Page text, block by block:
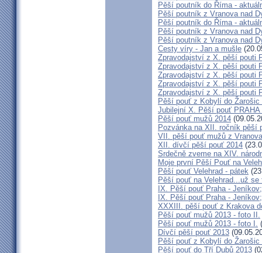
Pěší poutník do Říma -
Pěší poutník z Vranova nad
Pěší poutník do Říma -
Pěší poutník z Vranova nad
Pěší poutník z Vranova nad
Cesty víry - Jan a mušle
Zpravodajství z X. pěší pouti
Zpravodajství z X. pěší pouti
Zpravodajství z X. pěší pouti
Zpravodajství z X. pěší pouti
Zpravodajství z X. pěší pouti
Pěší pouť z Kobylí do Žarošic
Jubilejní X. Pěší pouť PRAHA
Pěší pouť mužů 2014
Pozvánka na XII. ročník pěší
VII. pěší pouť mužů z
XII. dívčí pěší pouť 2014
Srdečně zveme na XIV.
Moje první Pěší Pouť na
Pěší pouť Velehrad - pátek
Pěší pouť na Velehrad...už
IX. Pěší pouť Praha -
IX. Pěší pouť Praha -
XXXIII. pěší pouť z Krakova
Pěší pouť mužů 2013 - foto II.
Pěší pouť mužů 2013 - foto I.
Dívčí pěší pouť 2013
Pěší pouť z Kobylí do Žarošic
Pěší pouť do Tří Dubů 2013